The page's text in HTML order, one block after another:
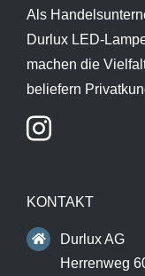
Als
Durlux LED-
machen die
beliefern
KONTAKT
Durlux AG
Herrenweg